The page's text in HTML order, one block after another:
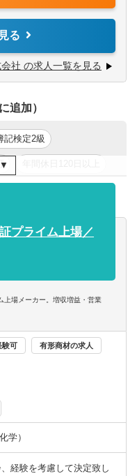
クトを完遂した経験
士、コンサルタント）を
成に貢献した経験
ァーム経験者
士・米国公認会計士資格
は、当該試験へのチャレン
程度。オンライン会議、
に一度の定例会議や年に1
ープ会社と対話する機会
ナンス向上を図り、財務
計的見地からの分析実
算・財務経理の指導・支
正確な財務報告を担保す
次、年次の会議を企画、
核人材として、グループ
開に関与することが出来
社の担当者や外部専門家
M&Aなど各種プロジェク
ができる。
び浸透。
の問題点の把握及び改善
る
社 の求人一覧を見る
追加）
記検定2級
プライム上場／
上場メーカー。増収増益・営業
験可 有形商材の求人
学）
経験を考慮して決定致し